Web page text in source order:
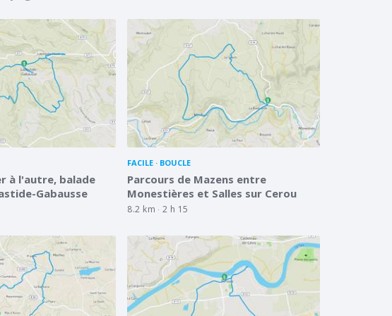
à l'autre, balade
Gabausse
FACILE BOUCLE
Parcours de Mazens entre
Monestières et Salles sur Cerou
8.2 km 2 h 15